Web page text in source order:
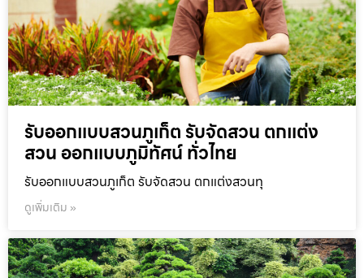
รับออกแบบสวนภูเก็ต รับจัดสวน ตกแต่ง
สวน ออกแบบภูมิทัศน์ ทั่วไทย
รับออกแบบสวนภูเก็ต รับจัดสวน ตกแต่งสวนทุ
ดูเพิ่มเติม »